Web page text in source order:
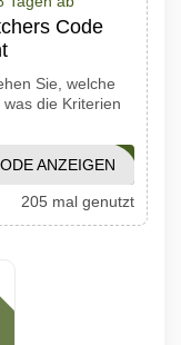
Code
Sie, welche
die Kriterien
SCHOKO25
ANZEIGEN
205 mal genutzt